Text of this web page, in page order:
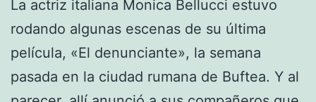
La actriz italiana Monica Bellucci estuvo
rodando algunas escenas de su última
película, «El denunciante», la semana
pasada en la ciudad rumana de Buftea. Y al